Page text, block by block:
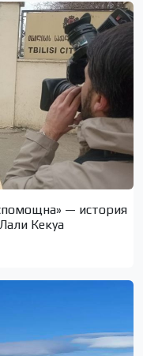
— история
Кекуа